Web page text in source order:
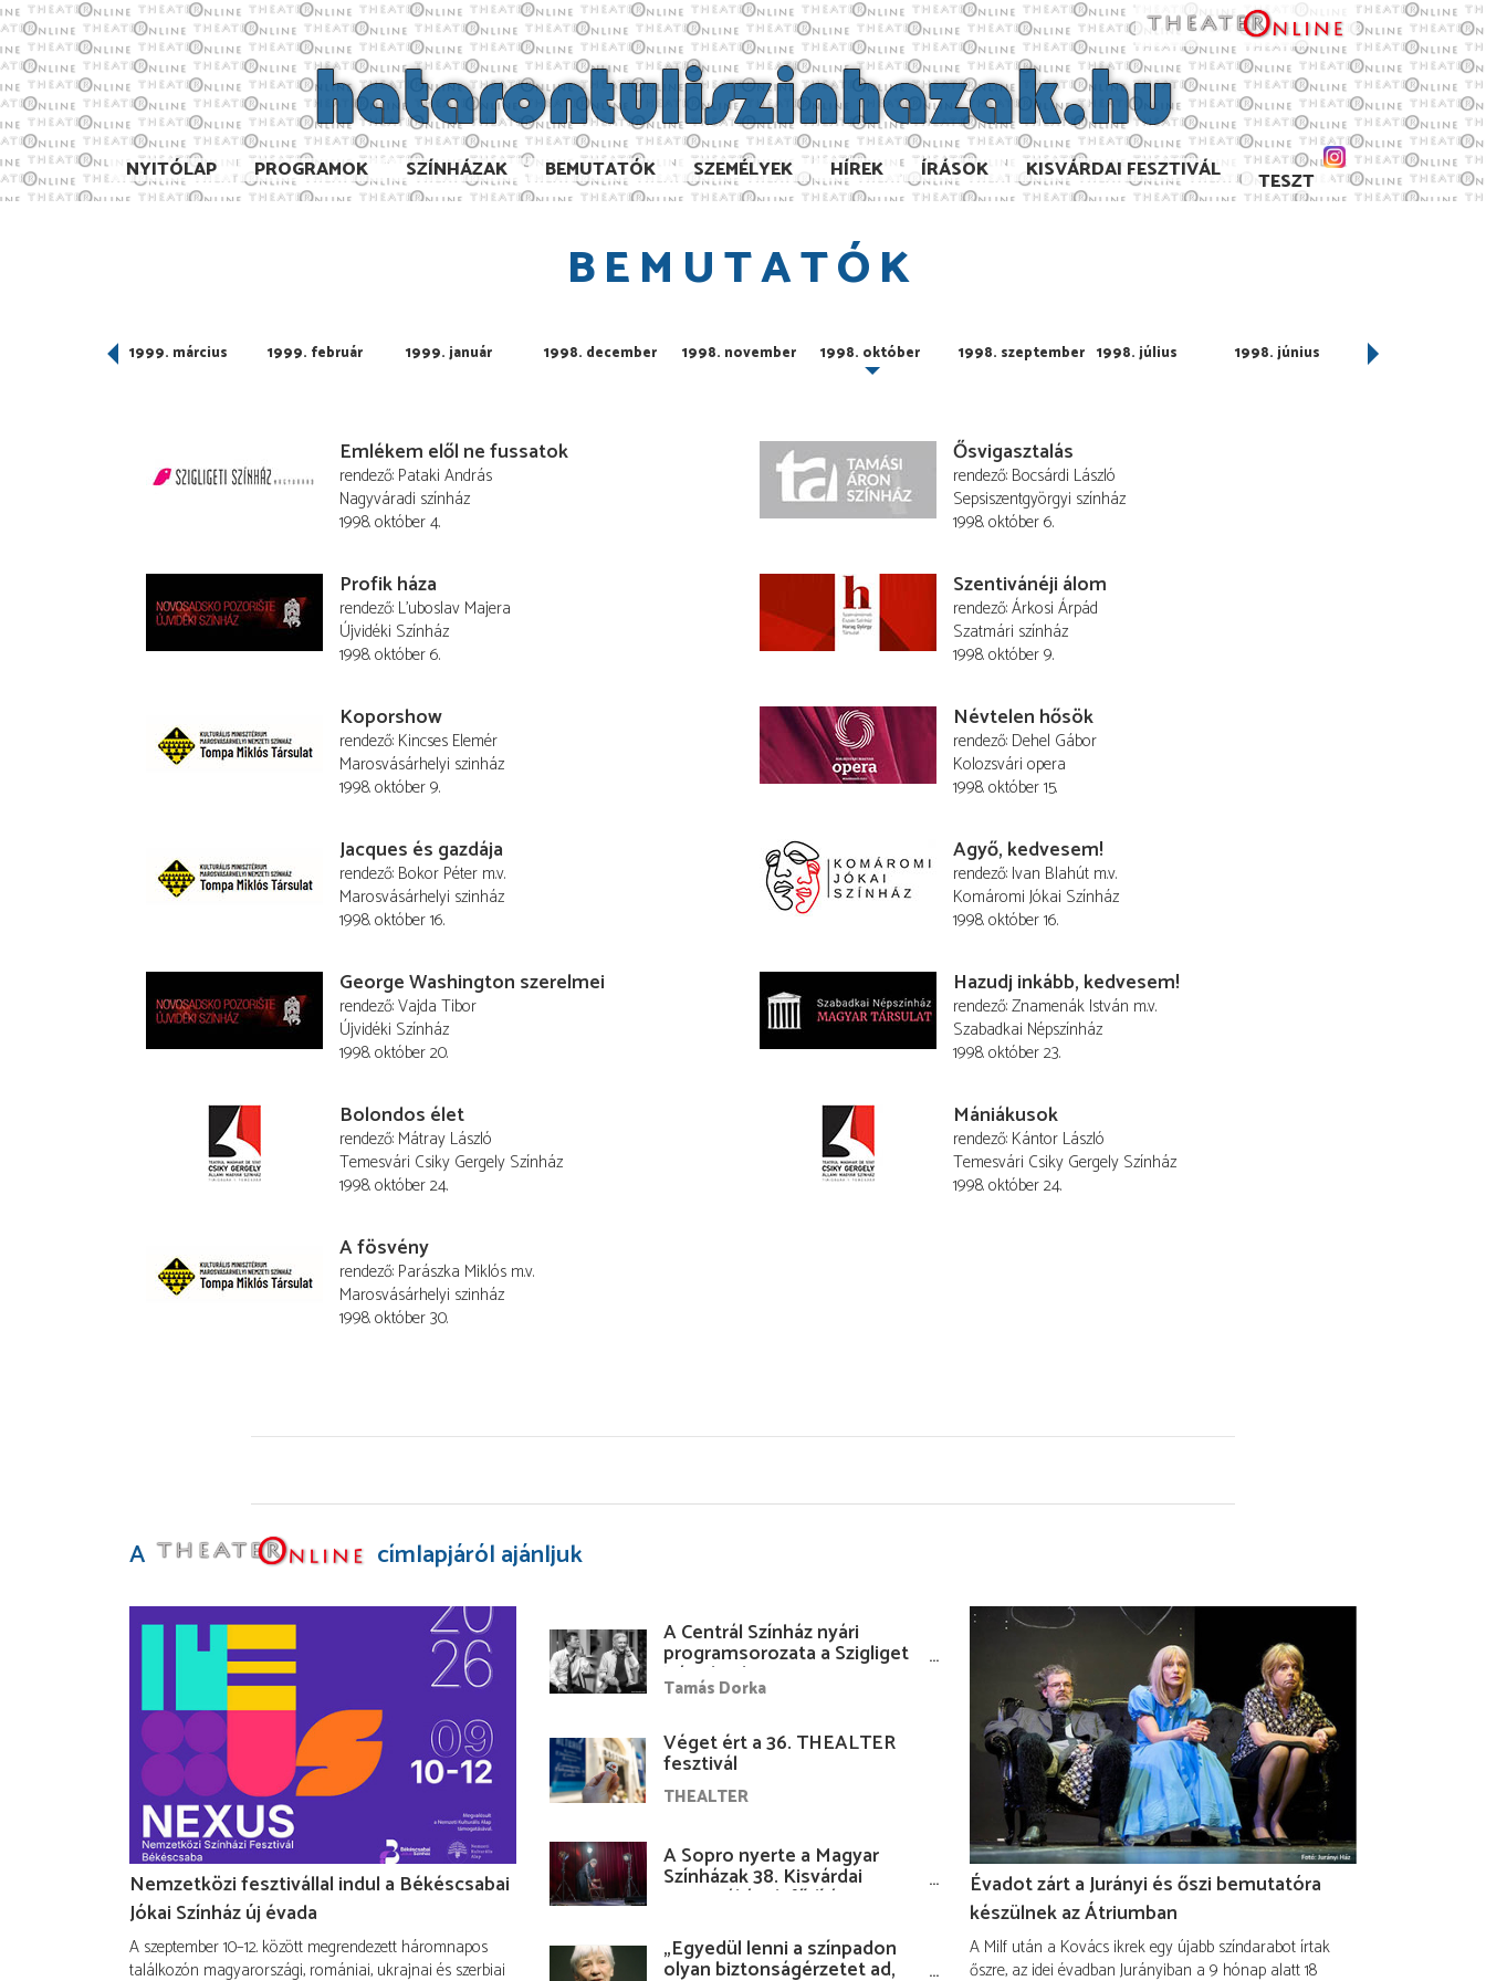
NYITÓLAP PROGRAMOK SZÍNHÁZAK BEMUTATÓK SZEMÉLYEK HÍREK ÍRÁSOK KISVÁRDAI FESZTIVÁL TESZT
BEMUTATÓK
1999. március 1999. február 1999. január 1998. december 1998. november 1998. október 1998. szeptember 1998. július 1998. június 1998. május
Emlékem elől ne fussatok
rendező Pataki András
Nagyváradi színház
1998. október 4.
Ősvigasztalás
rendező Bocsárdi László
Sepsiszentgyörgyi színház
1998. október 6.
Profik háza
rendező L’uboslav Majera
Újvidéki Színház
1998. október 6.
Szentivánéji álom
rendező Árkosi Árpád
Szatmári színház
1998. október 9.
Koporshow
rendező Kincses Elemér
Marosvásárhelyi szinház
1998. október 9.
Névtelen hősök
rendező Dehel Gábor
Kolozsvári opera
1998. október 15.
Jacques és gazdája
rendező Bokor Péter m.v.
Marosvásárhelyi szinház
1998. október 16.
Agyő, kedvesem!
rendező Ivan Blahút m.v.
Komáromi Jókai Színház
1998. október 16.
George Washington szerelmei
rendező Vajda Tibor
Újvidéki Színház
1998. október 20.
Hazudj inkább, kedvesem!
rendező Znamenák István m.v.
Szabadkai Népszínház
1998. október 23.
Bolondos élet
rendező Mátray László
Temesvári Csiky Gergely Színház
1998. október 24.
Mániákusok
rendező Kántor László
Temesvári Csiky Gergely Színház
1998. október 24.
A fösvény
rendező Parászka Miklós m.v.
Marosvásárhelyi szinház
1998. október 30.
A címlapjáról ajánljuk
Nemzetközi fesztivállal indul a Békéscsabai
Jókai Színház új évada
A szeptember 10–12. között megrendezett háromnapos
találkozón magyarországi, romániai, ukrajnai és szerbiai
A Centrál Színház nyári
programsorozata a Szigliget
Várudvarban
Tamás Dorka
Véget ért a 36. THEALTER
fesztivál
THEALTER
A Sopro nyerte a Magyar
Színházak 38. Kisvárdai
Fesztiváljának fődíját
„Egyedül lenni a színpadon
olyan biztonságérzetet ad,
Évadot zárt a Jurányi és őszi bemutatóra
készülnek az Átriumban
A Milf után a Kovács ikrek egy újabb színdarabot írtak
őszre, az idei évadban Jurányiban a 9 hónap alatt 18